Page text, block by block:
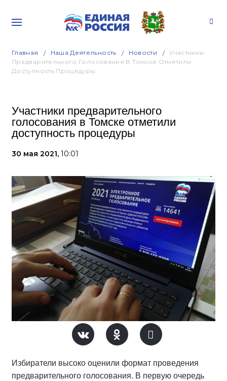
Главная Наша Деятельность Новости
Участники
Предварительного Голосования В Томске Отметили
Доступность Процедуры
Участники предварительного
голосования в Томске отметили
доступность процедуры
30 мая 2021, 10:01
Избиратели высоко оценили формат проведения
предварительного голосования. В первую очередь